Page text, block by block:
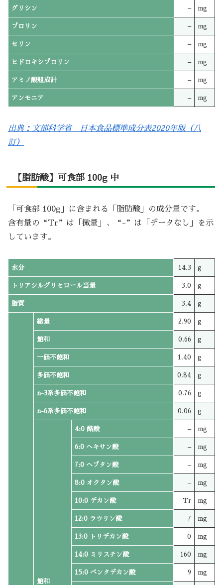
グリシン – mg
プロリン – mg
セリン – mg
ヒドロキシプロリン – mg
アミノ酸組成計 – mg
アンモニア – mg
出典：文部科学省 日本食品標準成分表2020年版（八
訂）
【脂肪酸】可食部 100g 中
「可食部 100g」に含まれる「脂肪酸」の成分量です。
含有量の“Tr”は「微量」、“-”は「データなし」を示
しています。
水分 14.3 g
トリアシルグリセロール当量 3.0 g
脂質 3.4 g
総量 2.90 g
飽和 0.66 g
一価不飽和 1.40 g
多価不飽和 0.84 g
n-3系多価不飽和 0.76 g
n-6系多価不飽和 0.06 g
飽和
4:0 酪酸 – mg
6:0 ヘキサン酸 – mg
7:0 ヘプタン酸 – mg
8:0 オクタン酸 – mg
10:0 デカン酸 Tr mg
12:0 ラウリン酸 7 mg
13:0 トリデカン酸 0 mg
14:0 ミリスチン酸 160 mg
15:0 ペンタデカン酸 9 mg